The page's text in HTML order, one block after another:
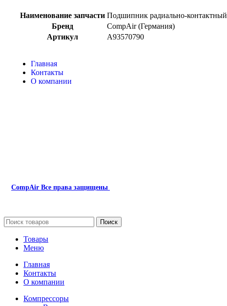
Наименование запчасти Подшипник радиально-контактный
Бренд
CompAir (Германия)
Артикул
A93570790
Главная
Контакты
О компании
CompAir Все права защищены
Поиск
Товары
Меню
Главная
Контакты
О компании
Компрессоры